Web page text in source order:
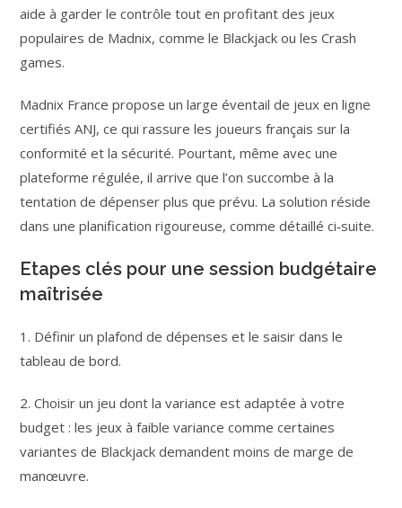
aide à garder le contrôle tout en profitant des jeux
populaires de Madnix, comme le Blackjack ou les Crash
games.
Madnix France propose un large éventail de jeux en ligne
certifiés ANJ, ce qui rassure les joueurs français sur la
conformité et la sécurité. Pourtant, même avec une
plateforme régulée, il arrive que l’on succombe à la
tentation de dépenser plus que prévu. La solution réside
dans une planification rigoureuse, comme détaillé ci‑suite.
Etapes clés pour une session budgétaire
maîtrisée
1. Définir un plafond de dépenses et le saisir dans le
tableau de bord.
2. Choisir un jeu dont la variance est adaptée à votre
budget : les jeux à faible variance comme certaines
variantes de Blackjack demandent moins de marge de
manœuvre.